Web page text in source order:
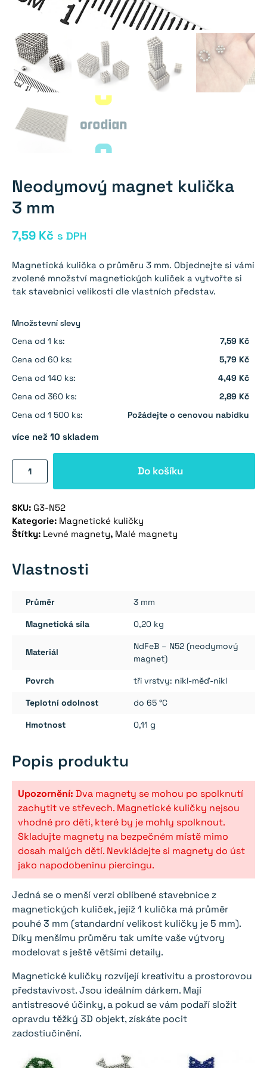
Neodymový magnet kulička
3 mm
7,59 Kč s DPH
Magnetická kulička o průměru 3 mm. Objednejte si vámi
zvolené množství magnetických kuliček a vytvořte si
tak stavebnici velikosti dle vlastních představ.
Množstevní slevy
Cena od 1 ks:
7,59 Kč
Cena od 60 ks:
5,79 Kč
Cena od 140 ks:
4,49 Kč
Cena od 360 ks:
2,89 Kč
Cena od 1 500 ks:
Požádejte o cenovou nabídku
více než 10 skladem
Neodymový
magnet
3
mm
množství
Do košíku
SKU: G3-N52
Kategorie: Magnetické kuličky
Štítky: Levné magnety, Malé magnety
Vlastnosti
Průměr 3 mm
Magnetická síla 0,20 kg
Materiál
NdFeB – N52 (neodymový
magnet)
Povrch tři vrstvy: nikl-měď-nikl
Teplotní odolnost do 65 °C
Hmotnost 0,11 g
Popis produktu
Upozornění: Dva magnety se mohou po spolknutí
zachytit ve střevech. Magnetické kuličky nejsou
vhodné pro děti, které by je mohly spolknout.
Skladujte magnety na bezpečném místě mimo
dosah malých dětí. Nevkládejte si magnety do úst
jako napodobeninu piercingu.
Jedná se o menší verzi oblíbené stavebnice z
magnetických kuliček, jejíž 1 kulička má průměr
pouhé 3 mm (standardní velikost kuličky je 5 mm).
Díky menšímu průměru tak umíte vaše výtvory
modelovat s ještě většími detaily.
Magnetické kuličky rozvíjejí kreativitu a prostorovou
představivost. Jsou ideálním dárkem. Mají
antistresové účinky, a pokud se vám podaří složit
opravdu těžký 3D objekt, získáte pocit
zadostiučinění.